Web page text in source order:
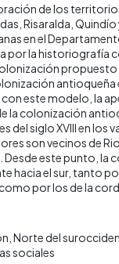
de los
Risaralda, Quindío
en el
por la historiografía
propuesto
antioqueña
este modelo, la
la colonización
del siglo XVIII en los
son vecinos de
Desde este punto, la
hacia el sur, tanto
por los de la
Norte del
sociales